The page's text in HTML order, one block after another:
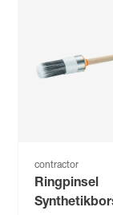
contractor
Ringpinsel